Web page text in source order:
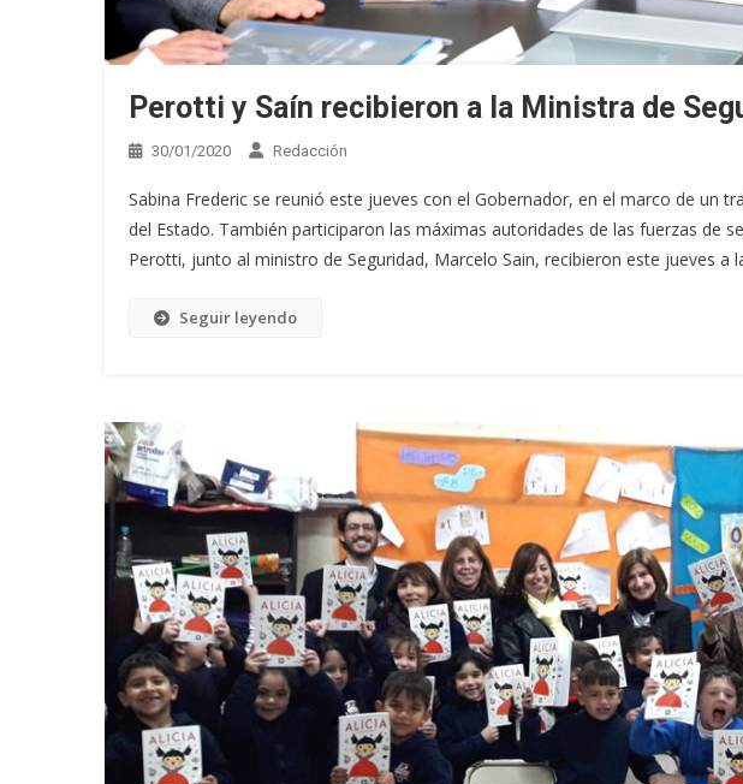
Perotti y Saín recibieron a la Ministra de
30/01/2020 Redacción
Sabina Frederic se reunió este jueves con el Gobernador, en el marco de un
del Estado. También participaron las máximas autoridades de las fuerzas de
Perotti, junto al ministro de Seguridad, Marcelo Sain, recibieron este jueves a
Seguir leyendo